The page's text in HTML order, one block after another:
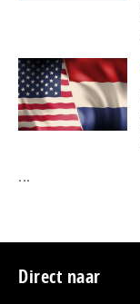
...
Footer
Direct naar